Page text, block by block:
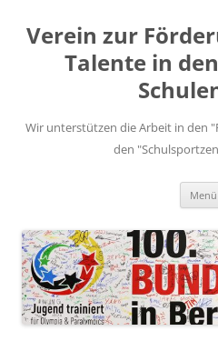
springen
Verein zur
Talente in
Wir unterstützen die Arbeit in den
den
Menü